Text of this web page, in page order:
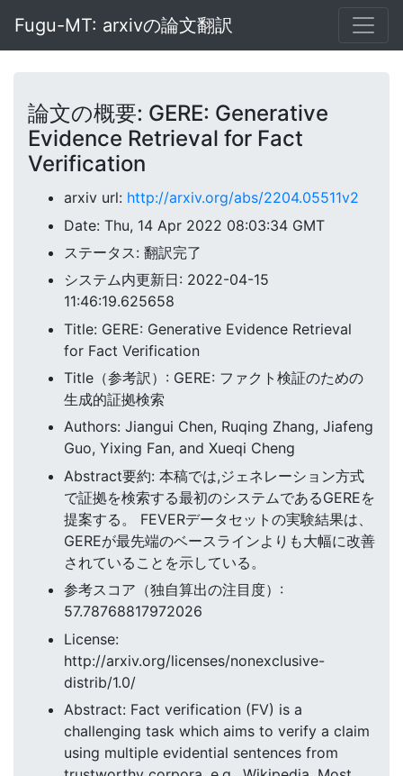
Fugu-MT: arxivの論文翻訳
論文の概要: GERE: Generative
Evidence Retrieval for Fact
Verification
arxiv url: http://arxiv.org/abs/2204.05511v2
Date: Thu, 14 Apr 2022 08:03:34 GMT
ステータス: 翻訳完了
システム内更新日: 2022-04-15
11:46:19.625658
Title: GERE: Generative Evidence Retrieval
for Fact Verification
Title（参考訳）: GERE: ファクト検証のための
生成的証拠検索
Authors: Jiangui Chen, Ruqing Zhang, Jiafeng
Guo, Yixing Fan, and Xueqi Cheng
Abstract要約: 本稿では,ジェネレーション方式
で証拠を検索する最初のシステムであるGEREを
提案する。 FEVERデータセットの実験結果は、
GEREが最先端のベースラインよりも大幅に改善
されていることを示している。
参考スコア（独自算出の注目度）:
57.78768817972026
License:
http://arxiv.org/licenses/nonexclusive-
distrib/1.0/
Abstract: Fact verification (FV) is a
challenging task which aims to verify a claim
using multiple evidential sentences from